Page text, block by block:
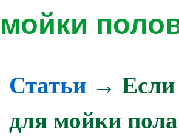
мойки
Статьи → Если
для мойки